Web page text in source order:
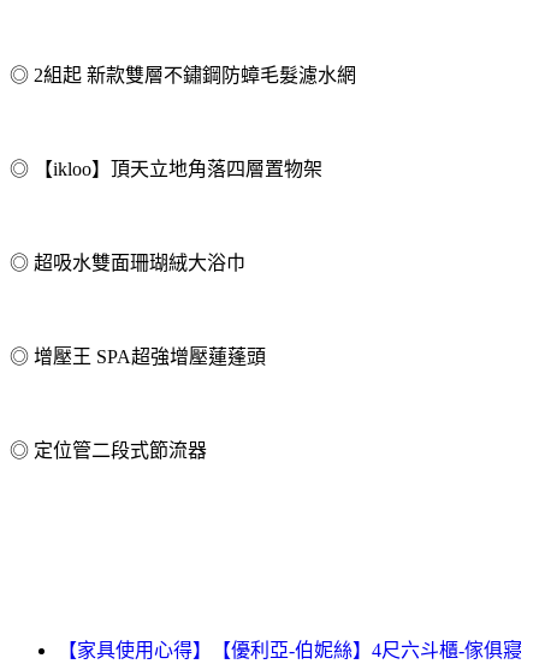
◎ 2組起 新款雙層不鏽鋼防蟑毛髮濾水網
◎ 【ikloo】頂天立地角落四層置物架
◎ 超吸水雙面珊瑚絨大浴巾
◎ 增壓王 SPA超強增壓蓮蓬頭
◎ 定位管二段式節流器
【家具使用心得】【優利亞-伯妮絲】4尺六斗櫃-傢俱寢